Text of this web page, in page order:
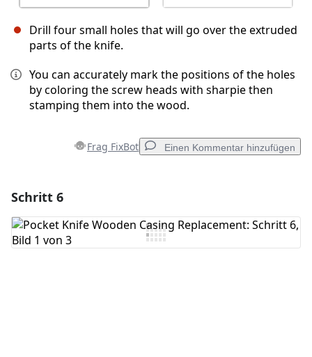
Drill four small holes that will go over the extruded
parts of the knife.
You can accurately mark the positions of the holes
by coloring the screw heads with sharpie then
stamping them into the wood.
Frag FixBot Einen Kommentar hinzufügen
Kommentar hinzufügen
Schritt 6